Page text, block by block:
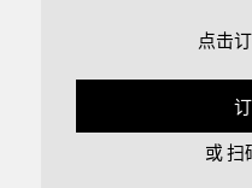
点击
或 扫